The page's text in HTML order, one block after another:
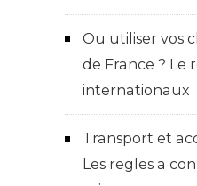
Ou utiliser vos
de France ? Le
internationaux
Transport et
Les regles a